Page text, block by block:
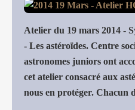
Atelier du 19 mars 2014 -
- Les astéroïdes. Centre
astronomes juniors ont
cet atelier consacré aux
nous en protéger. Chacun